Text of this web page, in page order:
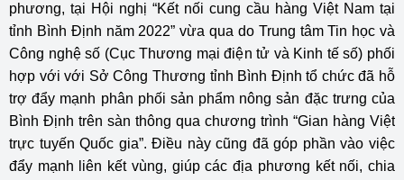
phương, tại Hội nghị “Kết nối cung cầu hàng Việt Nam tại
tỉnh Bình Định năm 2022” vừa qua do Trung tâm Tin học và
Công nghệ số (Cục Thương mại điện tử và Kinh tế số) phối
hợp với với Sở Công Thương tỉnh Bình Định tổ chức đã hỗ
trợ đẩy mạnh phân phối sản phẩm nông sản đặc trưng của
Bình Định trên sàn thông qua chương trình “Gian hàng Việt
trực tuyến Quốc gia”. Điều này cũng đã góp phần vào việc
đẩy mạnh liên kết vùng, giúp các địa phương kết nối, chia